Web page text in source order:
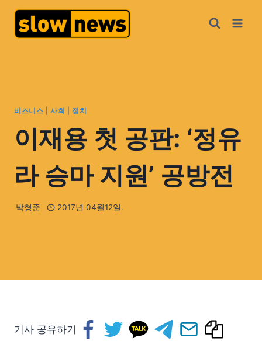
비즈니스 |사회 정치
이재용 첫 공판: ‘정유
라 승마 지원’ 공방전
박형준 2017년 04월12일.
기사 공유하기